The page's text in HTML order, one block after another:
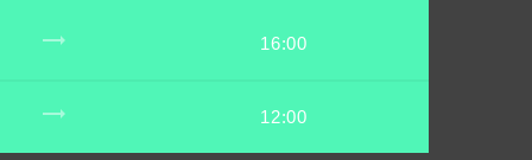
trending_flat 16:00
trending_flat 12:00